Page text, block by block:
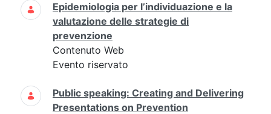
Epidemiologia per l’individuazione e la
valutazione delle strategie di
prevenzione
Contenuto Web
Evento riservato
Public speaking: Creating and Delivering
Presentations on Prevention